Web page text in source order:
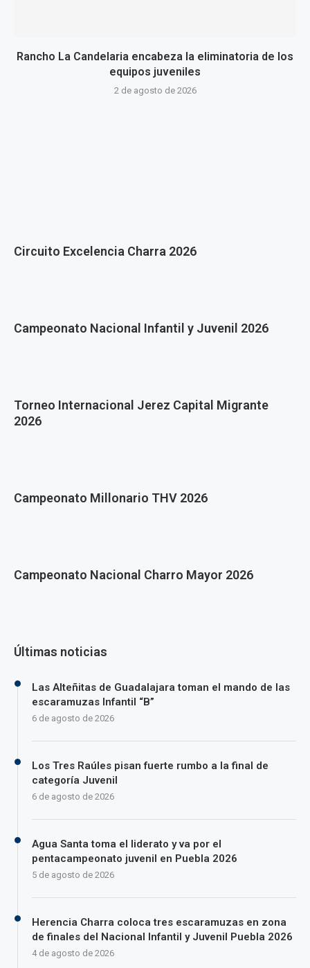
Rancho La Candelaria encabeza la eliminatoria de los
equipos juveniles
2 de agosto de 2026
Circuito Excelencia Charra 2026
Campeonato Nacional Infantil y Juvenil 2026
Torneo Internacional Jerez Capital Migrante
2026
Campeonato Millonario THV 2026
Campeonato Nacional Charro Mayor 2026
Últimas noticias
Las Alteñitas de Guadalajara toman el mando de las
escaramuzas Infantil “B”
6 de agosto de 2026
Los Tres Raúles pisan fuerte rumbo a la final de
categoría Juvenil
6 de agosto de 2026
Agua Santa toma el liderato y va por el
pentacampeonato juvenil en Puebla 2026
5 de agosto de 2026
Herencia Charra coloca tres escaramuzas en zona
de finales del Nacional Infantil y Juvenil Puebla 2026
4 de agosto de 2026